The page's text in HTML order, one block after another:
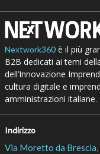
Nextwork360è il più
B2B dedicati ai temi
dell’Innovazione
cultura digitale e
amministrazioni italiane.
Indirizzo
Via Moretto da Brescia,